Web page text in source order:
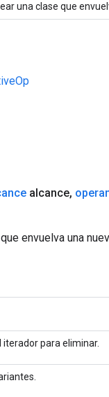
una clase que
alcance,
envuelva una
para eliminar.